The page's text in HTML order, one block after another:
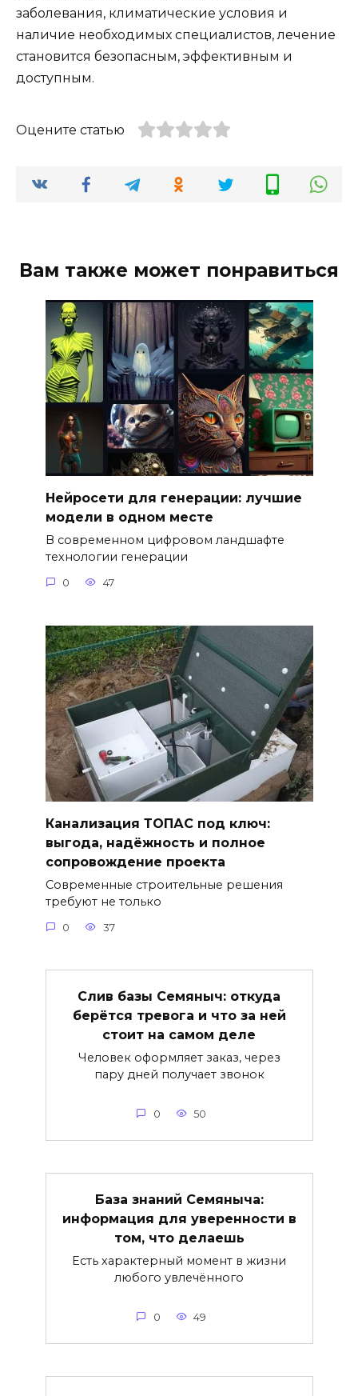
заболевания, климатические условия и
наличие необходимых специалистов, лечение
становится безопасным, эффективным и
доступным.
Оцените статью
Вам также может понравиться
Нейросети для генерации: лучшие
модели в одном месте
В современном цифровом ландшафте
технологии генерации
0 47
Канализация ТОПАС под ключ:
выгода, надёжность и полное
сопровождение проекта
Современные строительные решения
требуют не только
0 37
Слив базы Семяныч: откуда
берётся тревога и что за ней
стоит на самом деле
Человек оформляет заказ, через
пару дней получает звонок
0 50
База знаний Семяныча:
информация для уверенности в
том, что делаешь
Есть характерный момент в жизни
любого увлечённого
0 49